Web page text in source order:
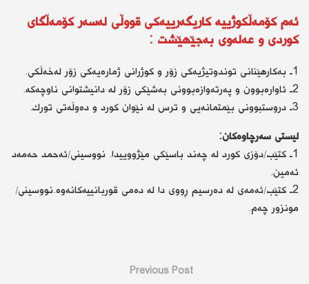
ئەم كۆمەڵكوژییە كاریگەرییەكی قووڵی لەسەر كۆمەڵگای
كوردی و عەلەوی بەجێهێشت :
1ـ بەكارهێنانی توندوتیژیەكی زۆر و كوژرانی ژمارەیەكی زۆر لەخەڵكی.
2ـ ئاوارەبوون و پەرتەوازەبوونی بەشێكی زۆر لە دانیشتوانی ناوچەكە.
3ـ دروستبوونی بێمتمانەیی و ترس لە نێوان كورد و دەوڵەتی تورك.
لیستی سەرچاوەكان:
1ـ كتێب/دۆزی كورد لە چەند باسێكی مێژووییدا. نووسینی/ئەحمد حەمەد
ئەمین.
2ـ كتێب/ئەمەی لە دەرسیم ڕووی دا لە دەمی قوربانییەكانەوە.نووسینی/
مونزور چەم.
Previous Post